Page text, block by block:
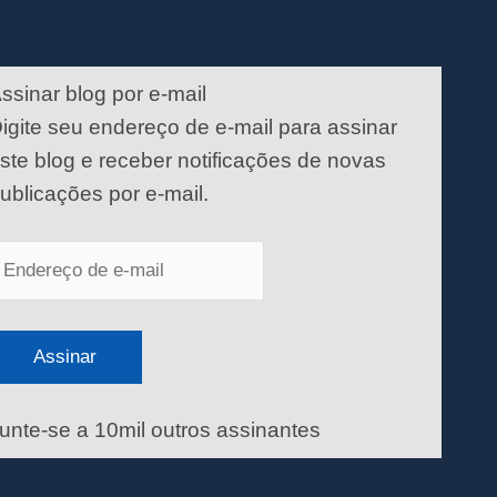
blog por e-mail
seu endereço de e-mail para assinar
blog e receber notificações de novas
por e-mail.
Assinar
se a 10mil outros assinantes